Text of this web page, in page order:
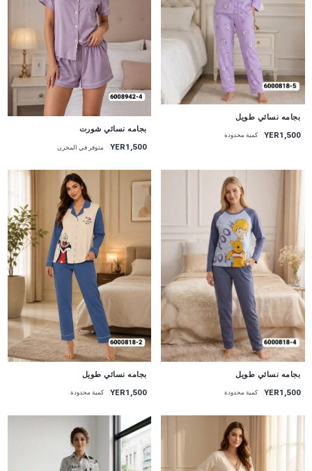
بجامه نسائي طويل
YER1,500 كمية محدودة
جديد
بجامه نسائي شورت
YER1,500 متوفر في المخزن
بجامه نسائي طويل
YER1,500 كمية محدودة
بجامه نسائي طويل
YER1,500 كمية محدودة